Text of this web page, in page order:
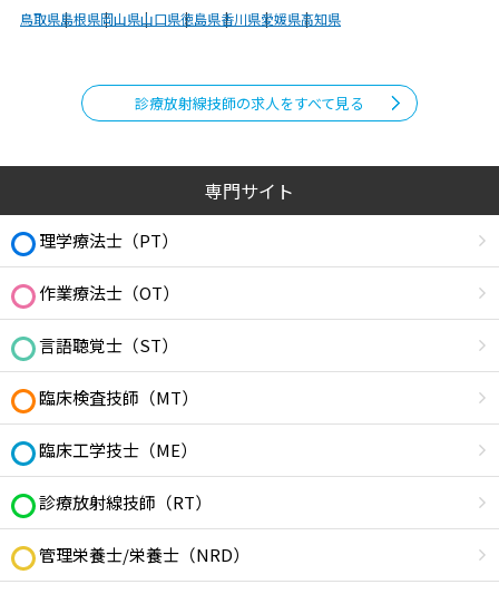
鳥取県島根県岡山県山口県徳島県香川県愛媛県高知県
診療放射線技師の求人をすべて見る
専門サイト
理学療法士（PT）
作業療法士（OT）
言語聴覚士（ST）
臨床検査技師（MT）
臨床工学技士（ME）
診療放射線技師（RT）
管理栄養士/栄養士（NRD）